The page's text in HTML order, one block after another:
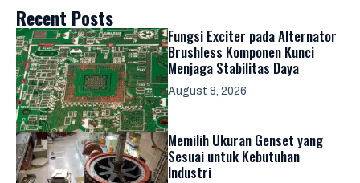
Recent Posts
Fungsi Exciter pada Alternator
Brushless Komponen Kunci
Menjaga Stabilitas Daya
August 8, 2026
Memilih Ukuran Genset yang
Sesuai untuk Kebutuhan
Industri